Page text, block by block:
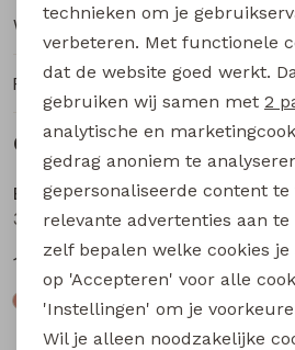
Winkelvoorraad
Ruilen en retourneren
Gerelateerde producten
Bakkaboe
3315404 W20181 baby meisjes sweatshirt Rose
14,99
Analytische cookies
Marketing cookies
technieken om je
verbeteren. Met functionele
dat de website goed werkt.
gebruiken wij samen met 2
analytische en
gedrag anoniem te
gepersonaliseerde content te
relevante advertenties aan
zelf bepalen welke cookies
op 'Accepteren' voor alle
'Instellingen' om je
Wil je alleen noodzakelijke